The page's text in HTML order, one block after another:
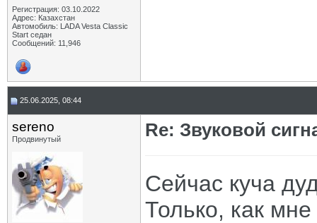
Регистрация: 03.10.2022
Адрес: Казахстан
Автомобиль: LADA Vesta Classic
Start седан
Сообщений: 11,946
25.06.2025, 08:44
sereno
Продвинутый Re: Звуковой
Сейчас куча
Только, как